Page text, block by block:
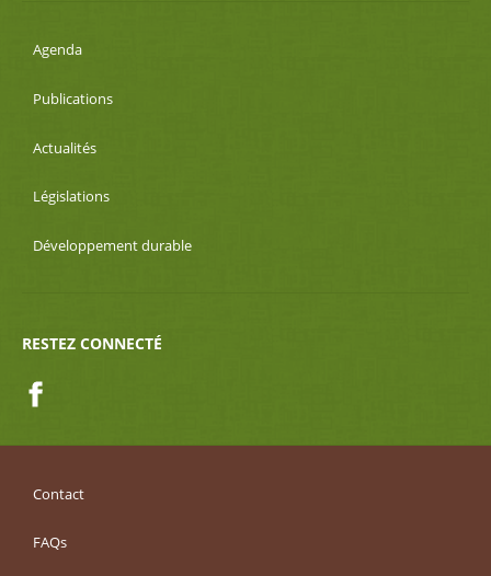
Agenda
Publications
Actualités
Législations
Développement durable
RESTEZ CONNECTÉ
Contact
FAQs